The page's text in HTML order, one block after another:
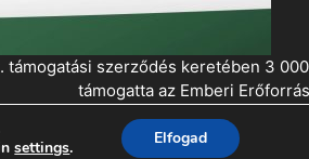
támogatási szerződés keretében 3
támogatta az Emberi
settings. Elfogad